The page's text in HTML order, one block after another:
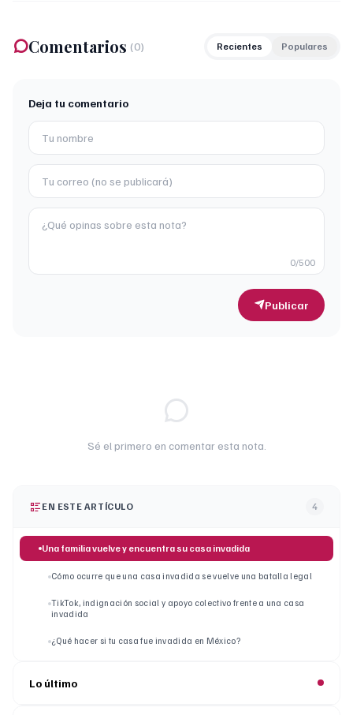
Comentarios (0) Recientes Populares
Deja tu comentario
0/500
Publicar
Sé el primero en comentar esta nota.
EN ESTE ARTÍCULO 4
Una familia vuelve y encuentra su casa invadida
Cómo ocurre que una casa invadida se vuelve una batalla legal
TikTok, indignación social y apoyo colectivo frente a una casa
invadida
¿Qué hacer si tu casa fue invadida en México?
Lo último